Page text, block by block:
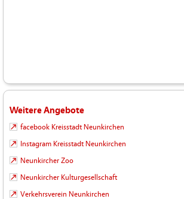
Weitere Angebote
facebook Kreisstadt Neunkirchen
Instagram Kreisstadt Neunkirchen
Neunkircher Zoo
Neunkircher Kulturgesellschaft
Verkehrsverein Neunkirchen